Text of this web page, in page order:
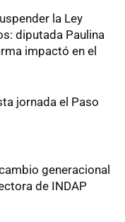
la Ley
diputada Paulina
impactó en el
jornada el Paso
generacional
de INDAP